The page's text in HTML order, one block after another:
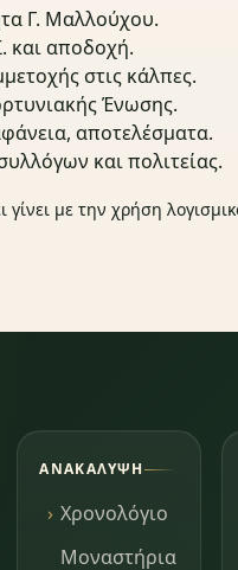
Γ. Μαλλούχου.
και αποδοχή.
στις κάλπες.
Ένωσης.
αποτελέσματα.
και πολιτείας.
γίνει με την χρήση
ΑΝΑΚΆΛΥΨΗ
Χρονολόγιο
Μοναστήρια